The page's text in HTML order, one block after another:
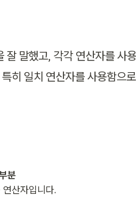
잘 말했고, 각각 연산자를 사
히 일치 연산자를 사용함으
분
산자입니다.